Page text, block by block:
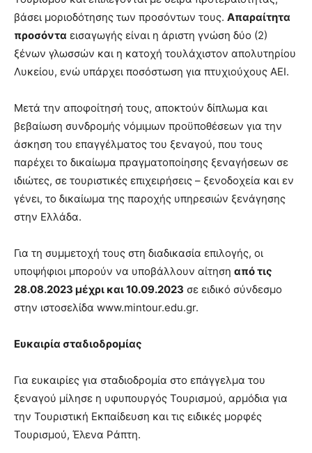
βάσει μοριοδότησης των προσόντων τους. Απαραίτητα
προσόντα εισαγωγής είναι η άριστη γνώση δύο (2)
ξένων γλωσσών και η κατοχή τουλάχιστον απολυτηρίου
Λυκείου, ενώ υπάρχει ποσόστωση για πτυχιούχους ΑΕΙ.
Μετά την αποφοίτησή τους, αποκτούν δίπλωμα και
βεβαίωση συνδρομής νόμιμων προϋποθέσεων για την
άσκηση του επαγγέλματος του ξεναγού, που τους
παρέχει το δικαίωμα πραγματοποίησης ξεναγήσεων σε
ιδιώτες, σε τουριστικές επιχειρήσεις – ξενοδοχεία και εν
γένει, το δικαίωμα της παροχής υπηρεσιών ξενάγησης
στην Ελλάδα.
Για τη συμμετοχή τους στη διαδικασία επιλογής, οι
υποψήφιοι μπορούν να υποβάλλουν αίτηση από τις
28.08.2023 μέχρι και 10.09.2023 σε ειδικό σύνδεσμο
στην ιστοσελίδα www.mintour.edu.gr.
Ευκαιρία σταδιοδρομίας
Για ευκαιρίες για σταδιοδρομία στο επάγγελμα του
ξεναγού μίλησε η υφυπουργός Τουρισμού, αρμόδια για
την Τουριστική Εκπαίδευση και τις ειδικές μορφές
Τουρισμού, Έλενα Ράπτη.